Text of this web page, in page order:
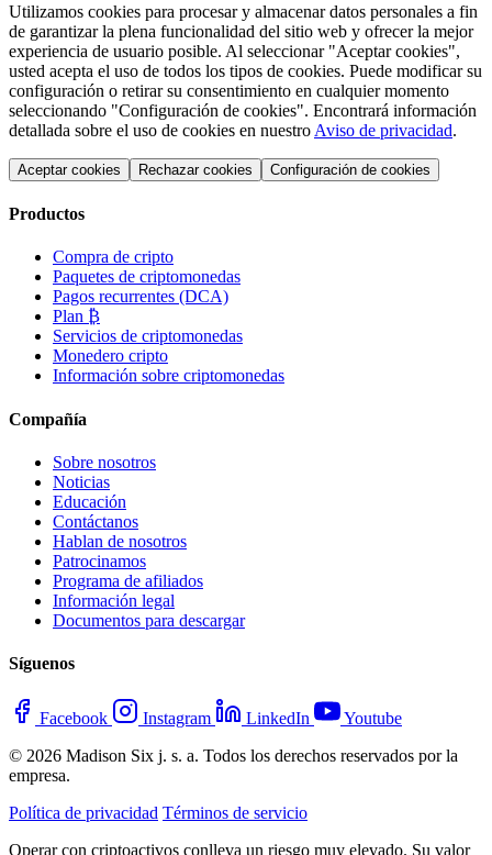
Utilizamos cookies para procesar y almacenar datos personales a fin
de garantizar la plena funcionalidad del sitio web y ofrecer la mejor
experiencia de usuario posible. Al seleccionar "Aceptar cookies",
usted acepta el uso de todos los tipos de cookies. Puede modificar su
configuración o retirar su consentimiento en cualquier momento
seleccionando "Configuración de cookies". Encontrará información
detallada sobre el uso de cookies en nuestro Aviso de privacidad.
Aceptar cookies Rechazar cookies Configuración de cookies
Productos
Compra de cripto
Paquetes de criptomonedas
Pagos recurrentes (DCA)
Plan ₿
Servicios de criptomonedas
Monedero cripto
Información sobre criptomonedas
Compañía
Sobre nosotros
Noticias
Educación
Contáctanos
Hablan de nosotros
Patrocinamos
Programa de afiliados
Información legal
Documentos para descargar
Síguenos
Facebook Instagram LinkedIn
Youtube
© 2026 Madison Six j. s. a. Todos los derechos reservados por la
empresa.
Política de privacidad Términos de servicio
Operar con criptoactivos conlleva un riesgo muy elevado. Su valor